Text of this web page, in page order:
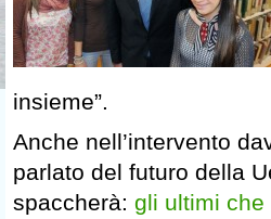
insieme”.
Anche nell’intervento
parlato del futuro della
spaccherà: gli ultimi che